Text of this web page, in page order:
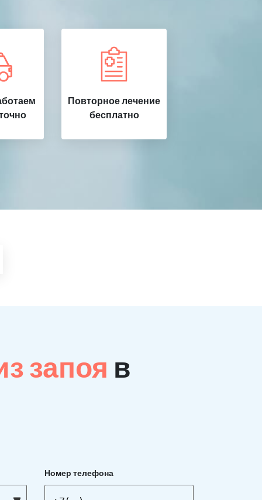
Повторное лечение
бесплатно
запоя в
Номер телефона